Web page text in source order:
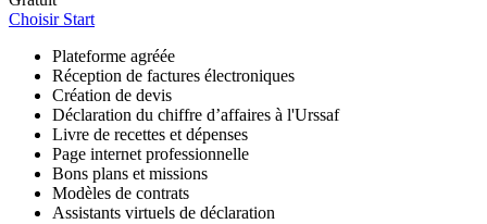
Choisir Start
Plateforme agréée
Réception de factures électroniques
Création de devis
Déclaration du chiffre d’affaires à l'Urssaf
Livre de recettes et dépenses
Page internet professionnelle
Bons plans et missions
Modèles de contrats
Assistants virtuels de déclaration